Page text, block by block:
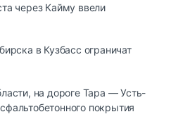
через Кайму ввели
в Кузбасс ограничат
на дороге Тара — Усть-
покрытия